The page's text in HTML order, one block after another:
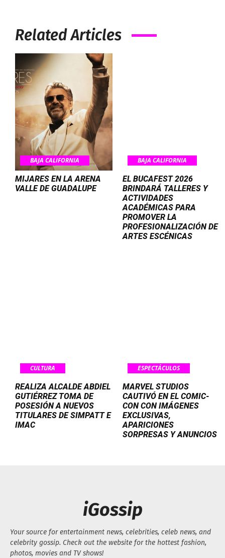
Related Articles
BAJA CALIFORNIA
MIJARES EN LA ARENA
VALLE DE GUADALUPE
BAJA CALIFORNIA
EL BUCAFEST 2026
BRINDARÁ TALLERES Y
ACTIVIDADES
ACADÉMICAS PARA
PROMOVER LA
PROFESIONALIZACIÓN DE
ARTES ESCÉNICAS
CULTURA
REALIZA ALCALDE ABDIEL
GUTIÉRREZ TOMA DE
POSESIÓN A NUEVOS
TITULARES DE SIMPATT E
IMAC
ESPECTÁCULOS
MARVEL STUDIOS
CAUTIVÓ EN EL COMIC-
CON CON IMÁGENES
EXCLUSIVAS,
APARICIONES
SORPRESAS Y ANUNCIOS
iGossip
Your source for entertainment news, celebrities, celeb news, and
celebrity gossip. Check out the website for the hottest fashion,
photos, movies and TV shows!